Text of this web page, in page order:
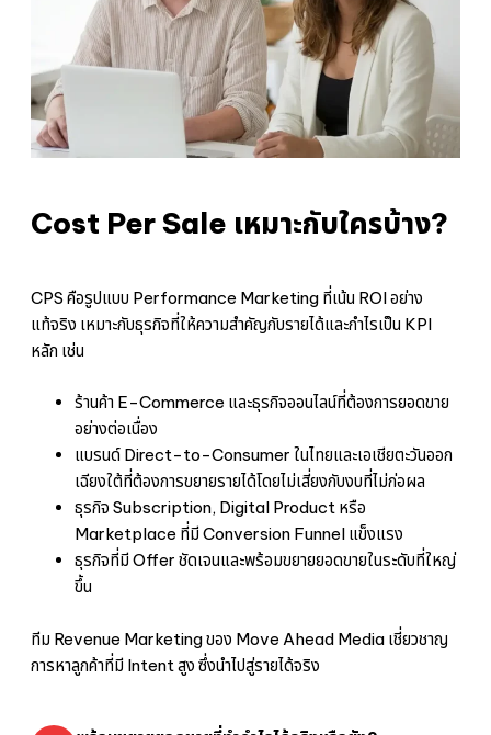
Cost Per Sale เหมาะกับใครบ้าง?
CPS คือรูปแบบ Performance Marketing ที่เน้น ROI อย่าง
แท้จริง เหมาะกับธุรกิจที่ให้ความสำคัญกับรายได้และกำไรเป็น KPI
หลัก เช่น
ร้านค้า E-Commerce และธุรกิจออนไลน์ที่ต้องการยอดขาย
อย่างต่อเนื่อง
แบรนด์ Direct-to-Consumer ในไทยและเอเชียตะวันออก
เฉียงใต้ที่ต้องการขยายรายได้โดยไม่เสี่ยงกับงบที่ไม่ก่อผล
ธุรกิจ Subscription, Digital Product หรือ
Marketplace ที่มี Conversion Funnel แข็งแรง
ธุรกิจที่มี Offer ชัดเจนและพร้อมขยายยอดขายในระดับที่ใหญ่
ขึ้น
ทีม Revenue Marketing ของ Move Ahead Media เชี่ยวชาญ
การหาลูกค้าที่มี Intent สูง ซึ่งนำไปสู่รายได้จริง